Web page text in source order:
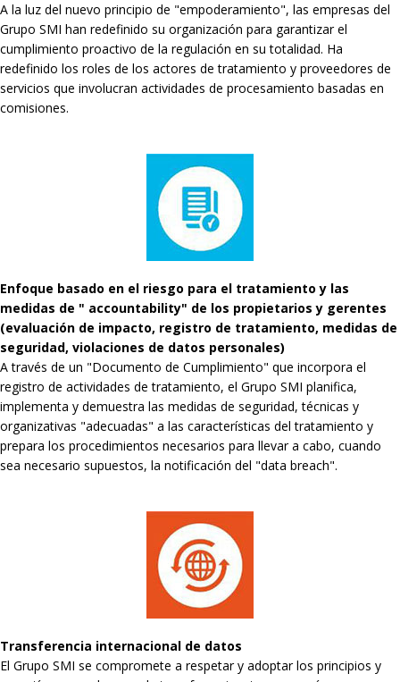
A la luz del nuevo principio de "empoderamiento", las empresas del
Grupo SMI han redefinido su organización para garantizar el
cumplimiento proactivo de la regulación en su totalidad. Ha
redefinido los roles de los actores de tratamiento y proveedores de
servicios que involucran actividades de procesamiento basadas en
comisiones.
Enfoque basado en el riesgo para el tratamiento y las
medidas de " accountability" de los propietarios y gerentes
(evaluación de impacto, registro de tratamiento, medidas de
seguridad, violaciones de datos personales)
A través de un "Documento de Cumplimiento" que incorpora el
registro de actividades de tratamiento, el Grupo SMI planifica,
implementa y demuestra las medidas de seguridad, técnicas y
organizativas "adecuadas" a las características del tratamiento y
prepara los procedimientos necesarios para llevar a cabo, cuando
sea necesario supuestos, la notificación del "data breach".
Transferencia internacional de datos
El Grupo SMI se compromete a respetar y adoptar los principios y